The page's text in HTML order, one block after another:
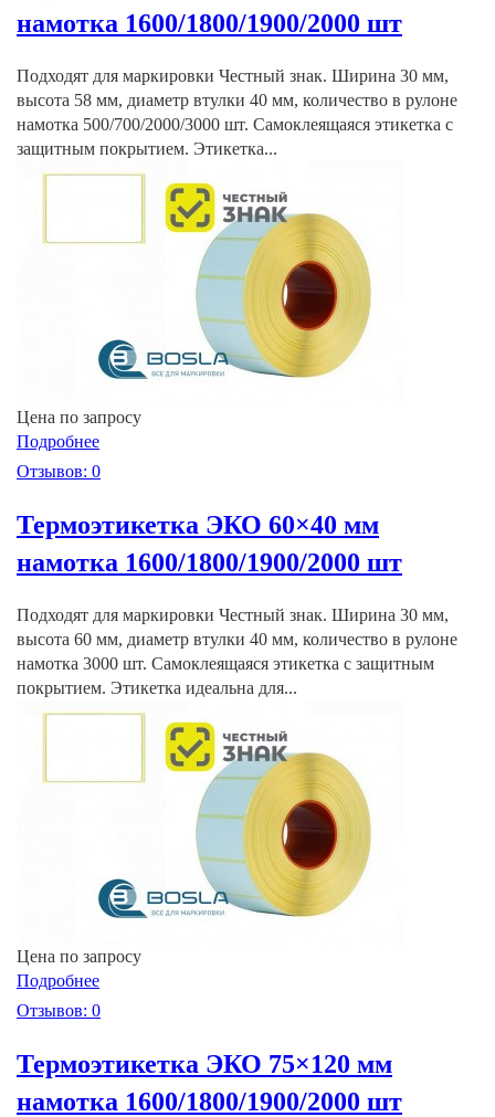
намотка 1600/1800/1900/2000 шт
Подходят для маркировки Честный знак. Ширина 30 мм,
высота 58 мм, диаметр втулки 40 мм, количество в рулоне
намотка 500/700/2000/3000 шт. Самоклеящаяся этикетка с
защитным покрытием. Этикетка...
Цена по запросу
Подробнее
Отзывов: 0
Термоэтикетка ЭКО 60×40 мм
намотка 1600/1800/1900/2000 шт
Подходят для маркировки Честный знак. Ширина 30 мм,
высота 60 мм, диаметр втулки 40 мм, количество в рулоне
намотка 3000 шт. Самоклеящаяся этикетка с защитным
покрытием. Этикетка идеальна для...
Цена по запросу
Подробнее
Отзывов: 0
Термоэтикетка ЭКО 75×120 мм
намотка 1600/1800/1900/2000 шт